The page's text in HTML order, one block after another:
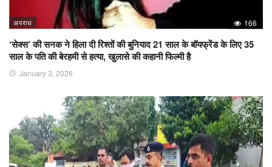
अपराध 166
‘सेक्स’ की सनक ने हिला दी रिश्तों की बुनियाद 21 साल के बॉयफ्रेंड के लिए 35
साल के पति की बेरहमी से हत्या, खुलासे की कहानी फिल्मी है
January 3, 2026